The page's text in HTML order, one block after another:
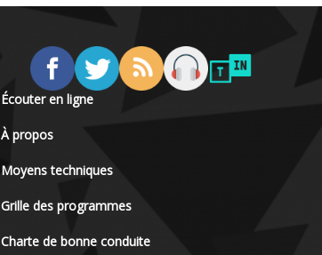
Écouter en ligne
À propos
Moyens techniques
Grille des programmes
Charte de bonne conduite